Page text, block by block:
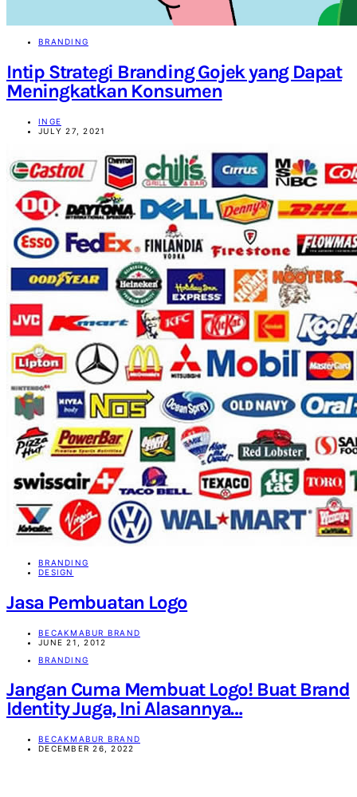
BRANDING
Intip Strategi Branding Gojek yang Dapat
Meningkatkan Konsumen
INGE
JULY 27, 2021
BRANDING
DESIGN
Jasa Pembuatan Logo
BECAKMABUR BRAND
JUNE 21, 2012
BRANDING
Jangan Cuma Membuat Logo! Buat Brand
Identity Juga, Ini Alasannya…
BECAKMABUR BRAND
DECEMBER 26, 2022